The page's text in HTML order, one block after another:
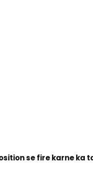
se fire karne ka